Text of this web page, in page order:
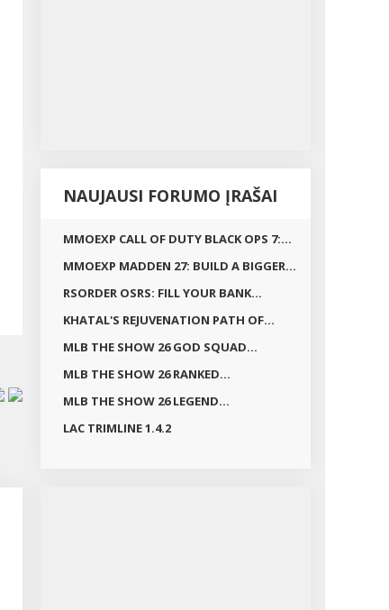
NAUJAUSI FORUMO ĮRAŠAI
MMOEXP CALL OF DUTY BLACK OPS 7:...
MMOEXP MADDEN 27: BUILD A BIGGER...
RSORDER OSRS: FILL YOUR BANK...
KHATAL'S REJUVENATION PATH OF...
MLB THE SHOW 26 GOD SQUAD...
MLB THE SHOW 26 RANKED...
MLB THE SHOW 26 LEGEND...
LAC TRIMLINE 1.4.2